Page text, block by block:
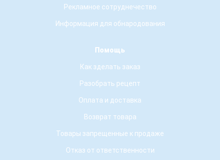
Рекламное сотруднечество
Информация для обнародования
Помощь
Как зделать заказ
Разобрать рецепт
Оплата и доставка
Возврат товара
Товары запрещенные к продаже
Отказ от ответственности